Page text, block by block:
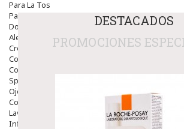
Para La Tos
Para Descongestionar La Nariz
Dolor De Garganta
Alergias Y Picaduras
Cremas
Comprimidos
Colirios
Sprays
Ojos Y Oidos
Congestión
Lavado Ojos
Inflamación Del Oido (otitis)
DESTACADOS
PROMOCIONES